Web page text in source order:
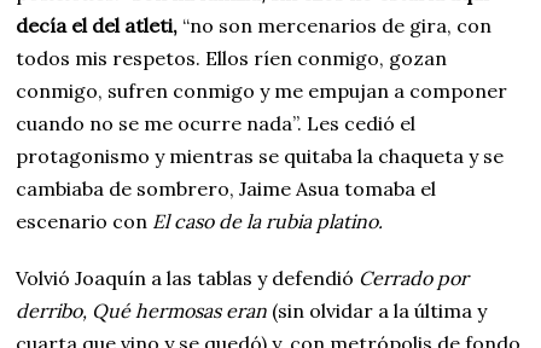
decía el del atleti, “no son mercenarios de gira, con
todos mis respetos. Ellos ríen conmigo, gozan
conmigo, sufren conmigo y me empujan a componer
cuando no se me ocurre nada”. Les cedió el
protagonismo y mientras se quitaba la chaqueta y se
cambiaba de sombrero, Jaime Asua tomaba el
escenario con El caso de la rubia platino.
Volvió Joaquín a las tablas y defendió Cerrado por
derribo, Qué hermosas eran (sin olvidar a la última y
cuarta que vino y se quedó) y, con metrópolis de fondo